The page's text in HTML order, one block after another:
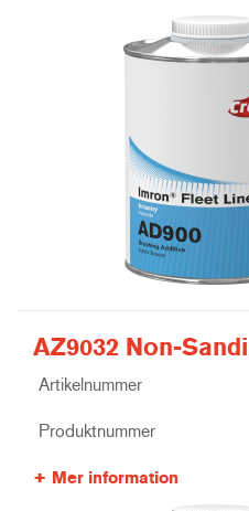
AZ9032 Non-
Artikelnummer
Produktnummer
Mer information